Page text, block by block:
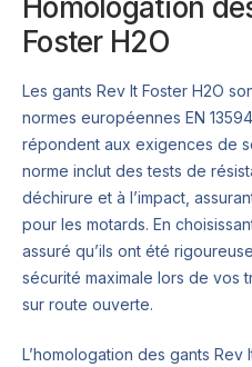
Foster H2O
Les gants Rev It Foster H2O
normes européennes EN
répondent aux exigences de
norme inclut des tests de
déchirure et à l’impact,
pour les motards. En
assuré qu’ils ont été
sécurité maximale lors de vos
sur route ouverte.
L’homologation des gants